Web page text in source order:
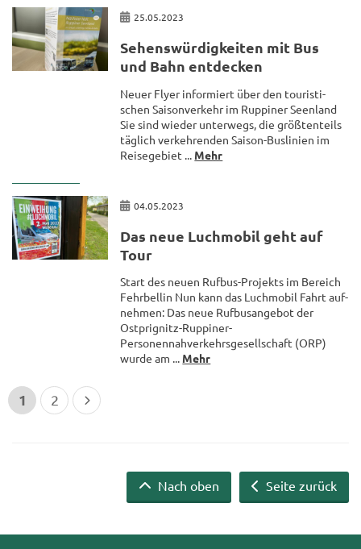
25.05.2023
Se­hens­wür­dig­kei­ten mit Bus
und Bahn ent­de­cken
Neuer Flyer in­for­miert über den tou­ris­ti­
schen Sai­son­ver­kehr im Rup­pi­ner Se­en­land
Sie sind wie­der un­ter­wegs, die größ­ten­teils
täg­lich ver­keh­ren­den Saison-​Buslinien im
Rei­se­ge­biet ... Mehr
04.05.2023
Das neue Luch­mo­bil geht auf
Tour
Start des neuen Rufbus-​Projekts im Be­reich
Fehr­bel­lin Nun kann das Luch­mo­bil Fahrt auf­
neh­men: Das neue Ruf­bus­an­ge­bot der
Ostprignitz-​Ruppiner-
Personennahverkehrsgesellschaft (ORP)
wurde am ... Mehr
1 2
Seite zurück
Nach oben